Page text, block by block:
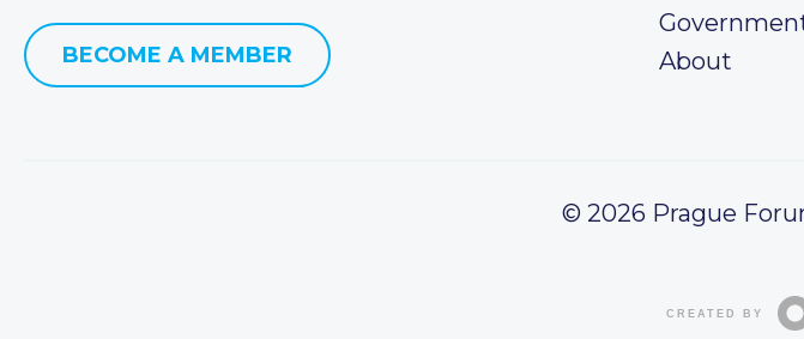
BECOME A MEMBER
About
© 2026 Prague
CREATED BY